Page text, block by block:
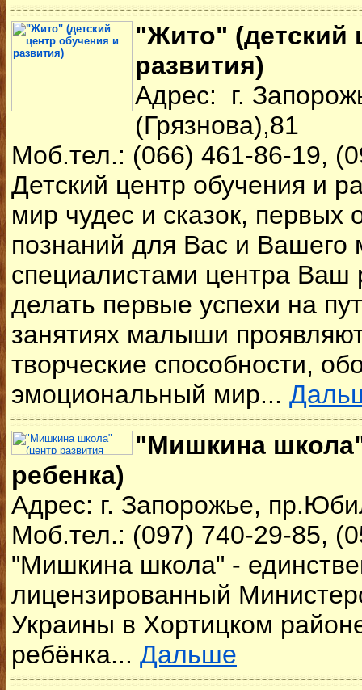
"Жито" (детский
развития)
Адрес: г.
(Грязнова),81
Моб.тел.: (066) 461-86-19,
Детский центр обучения и
мир чудес и сказок, первых
познаний для Вас и
специалистами центра Ваш
делать первые успехи на
занятиях малыши
творческие способности,
эмоциональный мир...
"Мишкина
ребенка)
Адрес: г. Запорожье,
Моб.тел.: (097) 740-29-85,
"Мишкина школа" -
лицензированный
Украины в Хортицком
ребёнка... Дальше